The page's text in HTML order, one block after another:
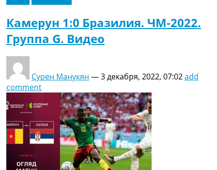
Камерун 1:0 Бразилия. ЧМ-2022.
Группа G. Видео
Сурен Манукян —3 декабря, 2022, 07:02add
comment